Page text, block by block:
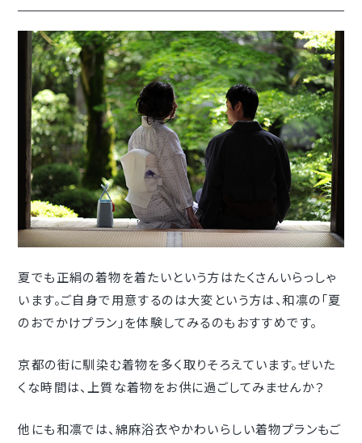
夏でも正絹の着物を着たいという方はたくさんいらっしゃ
います。ご自身で用意するのは大変という方は、和凛の「夏
のおでかけプラン」を体験してみるのもおすすめです。
京都の街に馴染む着物を多く取りそろえています。ぜいた
くな時間は、上質な着物をお供に過ごしてみませんか？
他にも和凛では、綿麻浴衣やかわいらしい着物プランもご